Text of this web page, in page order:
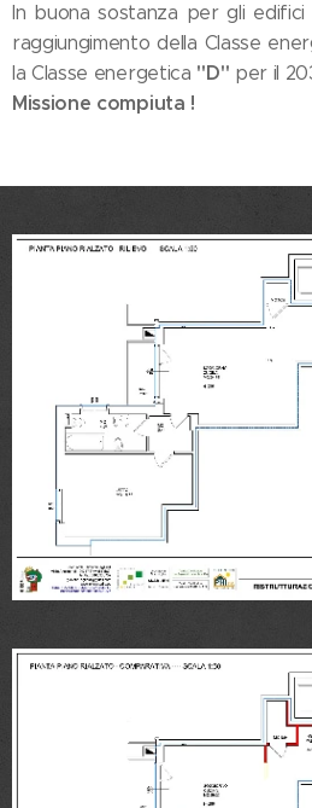
In buona sostanza per gli
raggiungimento della Classe
la Classe energetica "D" per il
Missione compiuta !